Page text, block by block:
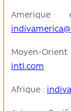
Moyen-
intl.com
Afrique :